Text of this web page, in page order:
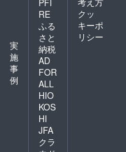
実
施
事
例
RE
ふる
さと
納税
AD
FOR
ALL
HIO
KOS
HI
JFA
クラ
クッ
キーポ
リシー